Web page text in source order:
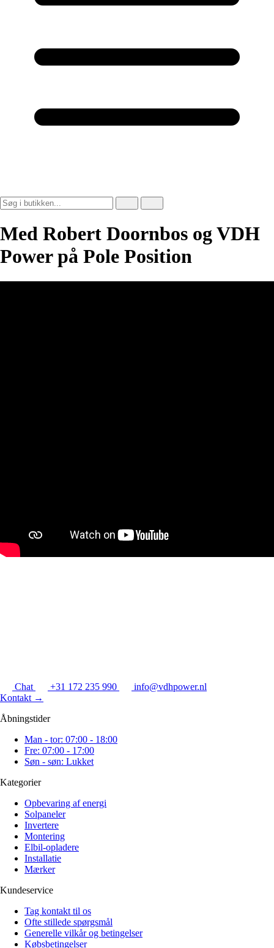
Med Robert Doornbos og VDH
Power på Pole Position
Chat +31 172 235 990
info@vdhpower.nl
Kontakt →
Åbningstider
Man - tor: 07:00 - 18:00
Fre: 07:00 - 17:00
Søn - søn: Lukket
Kategorier
Opbevaring af energi
Solpaneler
Invertere
Montering
Elbil-opladere
Installatie
Mærker
Kundeservice
Tag kontakt til os
Ofte stillede spørgsmål
Generelle vilkår og betingelser
Købsbetingelser